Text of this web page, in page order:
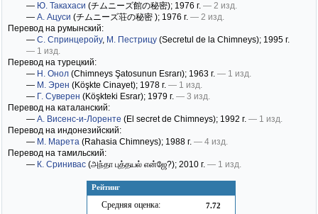
Рейтинг
Средняя оценка: 7.72
— Ю. Такахаси (チムニーズ館の秘密); 1976 г. — 2 изд.
— А. Ацуси (チムニーズ荘の秘密 ); 1976 г. — 2 изд.
Перевод на румынский:
— С. Спринцеройу, М. Пестрицу (Secretul de la Chimneys); 1995 г.
— 1 изд.
Перевод на турецкий:
— Н. Онол (Chimneys Şatosunun Esrarı); 1963 г. — 1 изд.
— М. Эрен (Köşkte Cinayet); 1978 г. — 1 изд.
— Г. Суверен (Köşkteki Esrar); 1979 г. — 3 изд.
Перевод на каталанский:
— А. Висенс-и-Лоренте (El secret de Chimneys); 1992 г. — 1 изд.
Перевод на индонезийский:
— М. Марета (Rahasia Chimneys); 1988 г. — 4 изд.
Перевод на тамильский:
— К. Сринивас (அந்தா புத்தயல் என்ஜே?); 2010 г. — 1 изд.